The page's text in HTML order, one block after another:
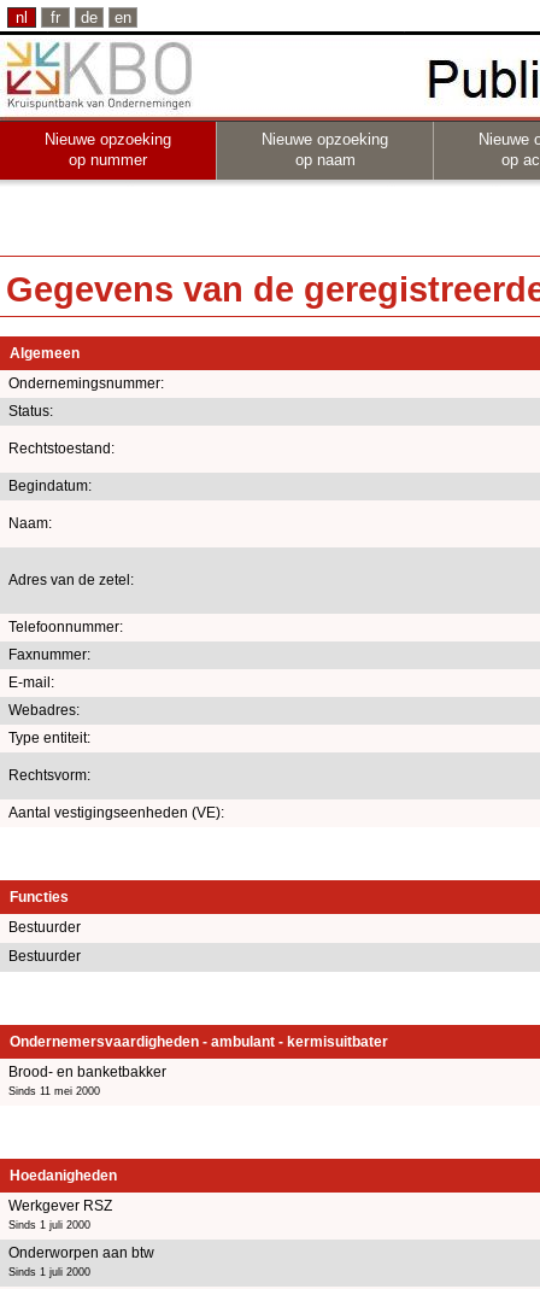
nl fr de en
Nieuwe opzoeking
op nummer
Nieuwe opzoeking
op naam
Nieuwe
op
Gegevens van de
Algemeen
Ondernemingsnummer:
Status:
Rechtstoestand:
Begindatum:
Naam:
Adres van de zetel:
Telefoonnummer:
Faxnummer:
E-mail:
Webadres:
Type entiteit:
Rechtsvorm:
Aantal vestigingseenheden (VE):
Functies
Bestuurder
Bestuurder
Ondernemersvaardigheden - ambulant - kermisuitbater
Brood- en banketbakker
Sinds 11 mei 2000
Hoedanigheden
Werkgever RSZ
Sinds 1 juli 2000
Onderworpen aan btw
Sinds 1 juli 2000